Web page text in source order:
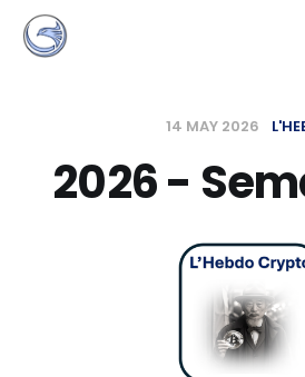
14 MAY 2026
2026 -